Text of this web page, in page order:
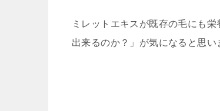
ミレットエキスが既存の毛にも
出来るのか？」が気になると思い